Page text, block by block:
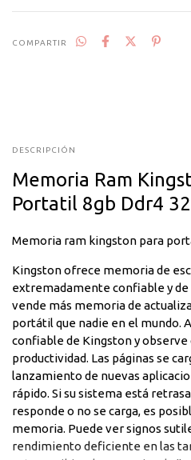
COMPARTIR
DESCRIPCIÓN
Memoria Ram
Portatil 8gb Ddr4
Memoria ram kingston para
Kingston ofrece memoria de
extremadamente confiable y
vende más memoria de
portátil que nadie en el mundo.
confiable de Kingston y observe
productividad. Las páginas se
lanzamiento de nuevas
rápido. Si su sistema está
responde o no se carga, es
memoria. Puede ver signos
rendimiento deficiente en las